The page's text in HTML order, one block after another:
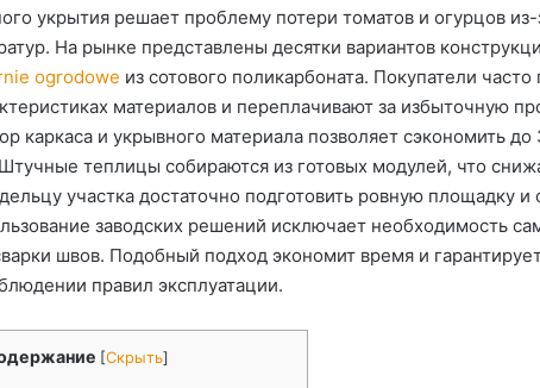
укрытия решает проблему потери томатов и огурцов из-
На рынке представлены десятки вариантов
ogrodowe из сотового поликарбоната. Покупатели часто
материалов и переплачивают за избыточную
каркаса и укрывного материала позволяет сэкономить
теплицы собираются из готовых модулей, что
участка достаточно подготовить ровную площадку и
заводских решений исключает необходимость
швов. Подобный подход экономит время и
правил эксплуатации.
[Скрыть]